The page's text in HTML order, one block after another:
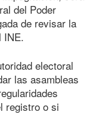
del Poder
de revisar la
INE.
electoral
las asambleas
registro o si